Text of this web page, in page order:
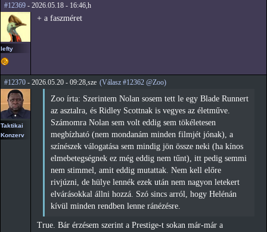
#12369 - 2026.05.18 - 16:46,h
lefty
+ a faszméret
#12370 - 2026.05.20 - 09:28,sze (Válasz #12362 @Zoo)
Taktikai
Konzerv
Zoo írta: Szerintem Nolan sosem tett le egy Blade Runnert
az asztalra, és Ridley Scottnak is vegyes az életműve.
Számomra Nolan sem volt eddig sem tökéletesen
megbízható (nem mondanám minden filmjét jónak), a
színészek válogatása sem mindig jön össze neki (ha kínos
elmebetegségnek ez még eddig nem tűnt), itt pedig semmi
nem stimmel, amit eddig mutattak. Nem kell előre
rivjúzni, de hülye lennék ezek után nem nagyon letekert
elvárásokkal állni hozzá. Szó sincs arról, hogy Helénán
kívül minden rendben lenne ránézésre.
True. Bár érzésem szerint a Prestige-t sokan már-már a